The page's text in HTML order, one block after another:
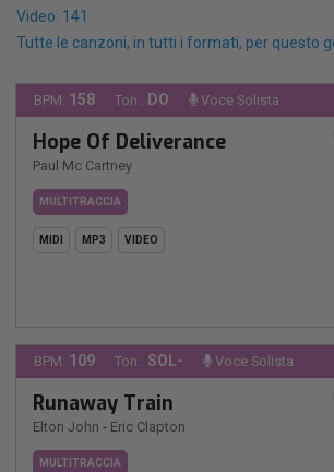
Video: 141
Tutte le canzoni, in tutti i formati, per questo
BPM: 158 Ton.: DO Voce Solista
Hope Of Deliverance
Paul Mc Cartney
MULTITRACCIA
MIDI MP3 VIDEO
BPM: 109 Ton.: SOL- Voce Solista
Runaway Train
Elton John - Eric Clapton
MULTITRACCIA